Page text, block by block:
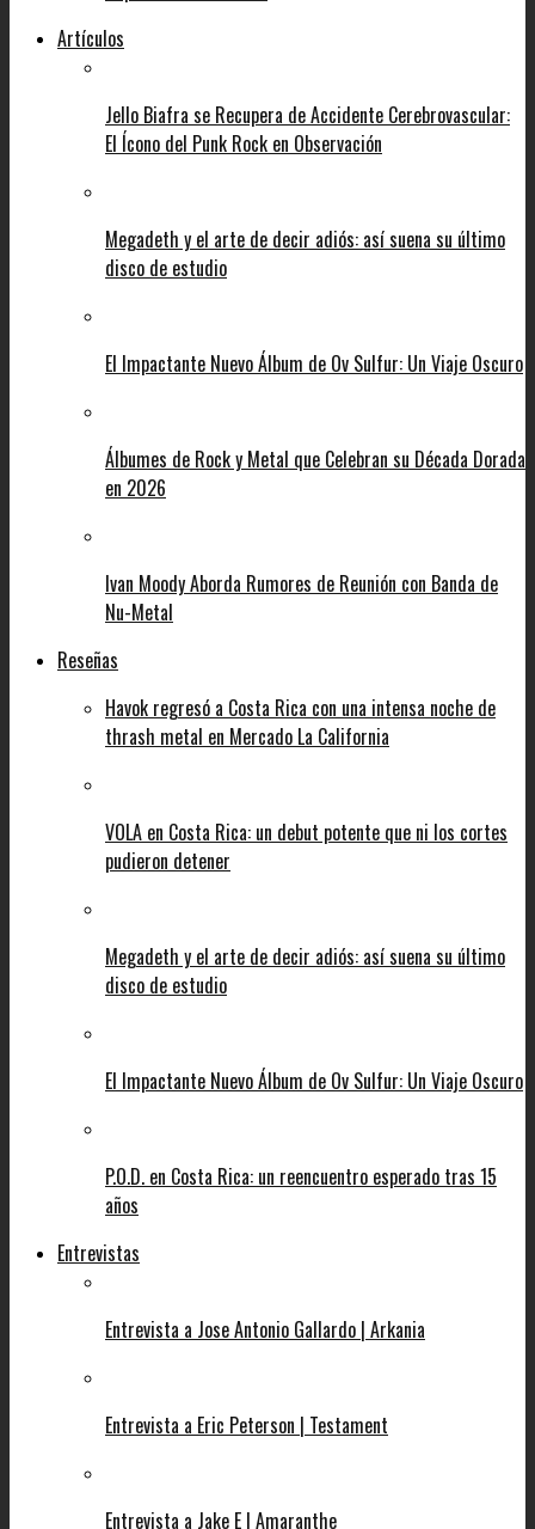
Artículos
Jello Biafra se Recupera de Accidente Cerebrovascular:
El Ícono del Punk Rock en Observación
Megadeth y el arte de decir adiós: así suena su último
disco de estudio
El Impactante Nuevo Álbum de Ov Sulfur: Un Viaje Oscuro
Álbumes de Rock y Metal que Celebran su Década Dorada
en 2026
Ivan Moody Aborda Rumores de Reunión con Banda de
Nu-Metal
Reseñas
Havok regresó a Costa Rica con una intensa noche de
thrash metal en Mercado La California
VOLA en Costa Rica: un debut potente que ni los cortes
pudieron detener
Megadeth y el arte de decir adiós: así suena su último
disco de estudio
El Impactante Nuevo Álbum de Ov Sulfur: Un Viaje Oscuro
P.O.D. en Costa Rica: un reencuentro esperado tras 15
años
Entrevistas
Entrevista a Jose Antonio Gallardo | Arkania
Entrevista a Eric Peterson | Testament
Entrevista a Jake E | Amaranthe